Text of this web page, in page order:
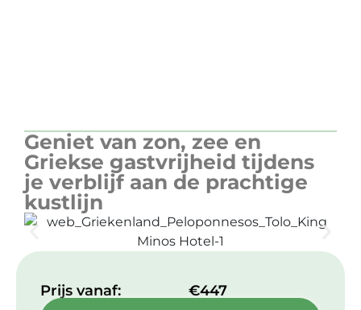
Geniet van zon, zee en
Griekse gastvrijheid tijdens
je verblijf aan de prachtige
kustlijn
Prijs vanaf:​
€447